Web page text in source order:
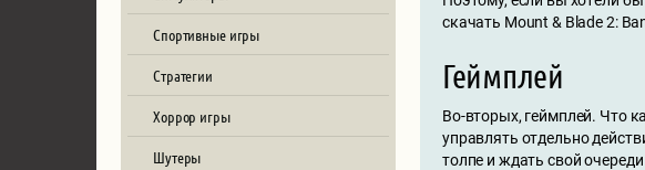
Спортивные игры
Стратегии
Хоррор игры
Шутеры
скачать Mount & Blade 2:
Геймплей
Во-вторых, геймплей. Что
управлять отдельно
толпе и ждать свой